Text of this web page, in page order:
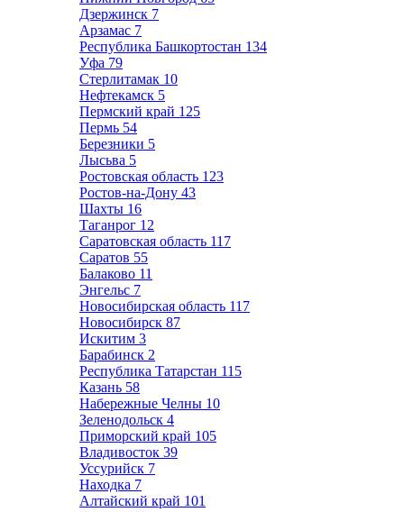
Дзержинск 7
Арзамас 7
Республика Башкортостан 134
Уфа 79
Стерлитамак 10
Нефтекамск 5
Пермский край 125
Пермь 54
Березники 5
Лысьва 5
Ростовская область 123
Ростов-на-Дону 43
Шахты 16
Таганрог 12
Саратовская область 117
Саратов 55
Балаково 11
Энгельс 7
Новосибирская область 117
Новосибирск 87
Искитим 3
Барабинск 2
Республика Татарстан 115
Казань 58
Набережные Челны 10
Зеленодольск 4
Приморский край 105
Владивосток 39
Уссурийск 7
Находка 7
Алтайский край 101